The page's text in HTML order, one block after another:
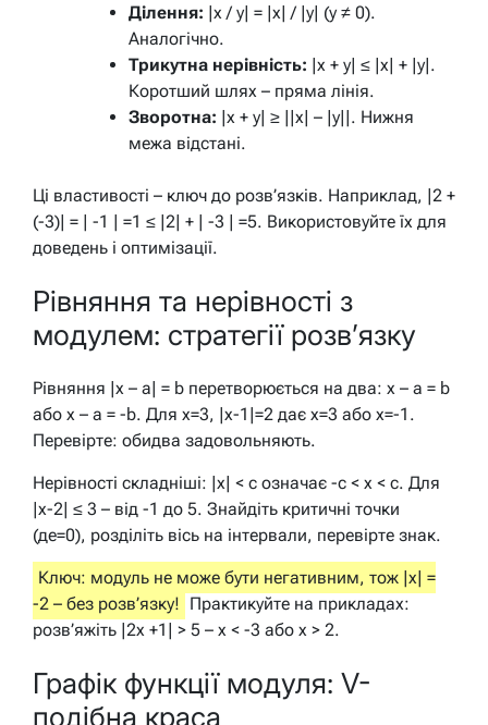
Ділення: |x / y| = |x| / |y| (y ≠ 0).
Аналогічно.
Трикутна нерівність: |x + y| ≤ |x| + |y|.
Коротший шлях – пряма лінія.
Зворотна: |x + y| ≥ ||x| – |y||. Нижня
межа відстані.
Ці властивості – ключ до розв’язків. Наприклад, |2 +
(-3)| = | -1 | =1 ≤ |2| + | -3 | =5. Використовуйте їх для
доведень і оптимізації.
Рівняння та нерівності з
модулем: стратегії розв’язку
Рівняння |x – a| = b перетворюється на два: x – a = b
або x – a = -b. Для x=3, |x-1|=2 дає x=3 або x=-1.
Перевірте: обидва задовольняють.
Нерівності складніші: |x| < c означає -c < x < c. Для
|x-2| ≤ 3 – від -1 до 5. Знайдіть критичні точки
(де=0), розділіть вісь на інтервали, перевірте знак.
Ключ: модуль не може бути негативним, тож |x| =
-2 – без розв’язку! Практикуйте на прикладах:
розв’яжіть |2x +1| > 5 – x < -3 або x > 2.
Графік функції модуля: V-
подібна краса